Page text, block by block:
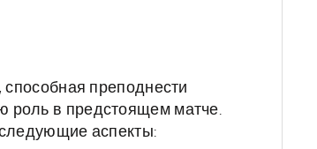
преподнести
роль в предстоящем матче.
аспекты: